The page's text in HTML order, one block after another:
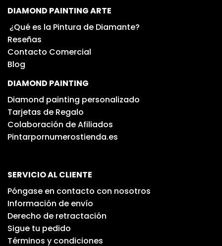
DIAMOND PAINTING ARTE
¿Qué es la Pintura de Diamante?
Reseñas
Contacto Comercial
Blog
DIAMOND PAINTING
Diamond painting personalizado
Tarjetas de Regalo
Colaboración de Afiliados
Pintarpornumerostienda.es
SERVICIO AL CLIENTE
Póngase en contacto con nosotros
Información de envío
Derecho de retractación
Sigue tu pedido
Términos y condiciones